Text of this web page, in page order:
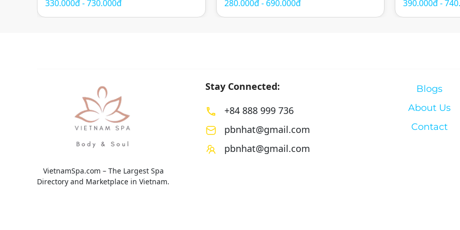
nhiên và không gian thư giãn mang cảm
hứng Nhật Bản. Các liệu trình được thiết kế
330.000đ - 730.000đ
chăm sóc sức khỏe theo phương pháp
Đông phương. Spa mang đến trải nghiệm
280.000đ - 690.000đ
thành phố. Với
hóa, spa mang
390.000đ -
VietnamSpa.com – The Largest Spa
Directory and Marketplace in Vietnam.
Stay Connected:
+84 888 999 736
pbnhat@gmail.com
pbnhat@gmail.com
Blogs
About Us
Contact